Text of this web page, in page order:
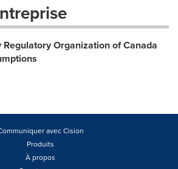
Organization of Canada
avec Cision
Produits
À propos